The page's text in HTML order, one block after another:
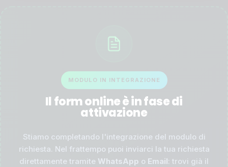
MODULO IN INTEGRAZIONE
Il form online è in fase di
attivazione
Stiamo completando l'integrazione del modulo di
richiesta. Nel frattempo puoi inviarci la tua richiesta
direttamente tramite WhatsApp o Email: trovi già il